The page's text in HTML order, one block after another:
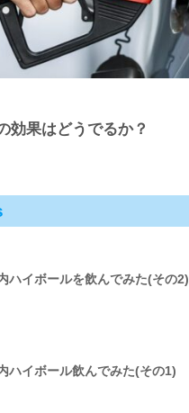
効果はどうでるか？
ハイボールを飲んでみた(その2)
ハイボール飲んでみた(その1)